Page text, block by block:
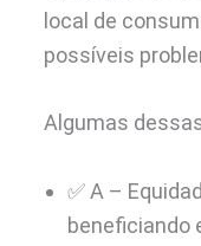
local de
possíveis
Algumas
✅ A –
beneficiando